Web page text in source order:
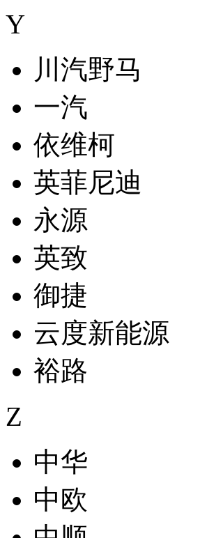
Y
川汽野马
一汽
依维柯
英菲尼迪
永源
英致
御捷
云度新能源
裕路
Z
中华
中欧